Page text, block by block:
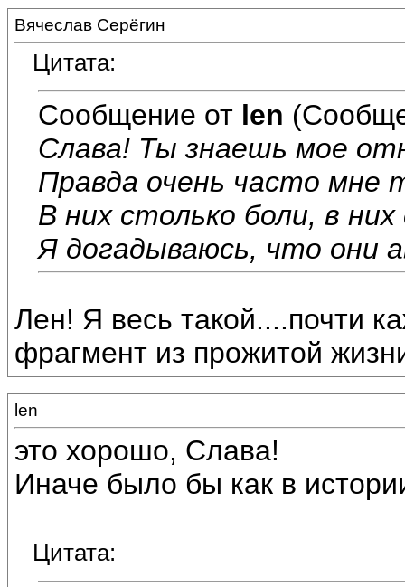
Вячеслав Серёгин
Цитата:
Сообщение от len
Слава! Ты знаешь мое
Правда очень часто
В них столько боли, в
Я догадываюсь, что они
Лен! Я весь такой....почти
фрагмент из прожитой
len
это хорошо, Слава!
Иначе было бы как в
Цитата: